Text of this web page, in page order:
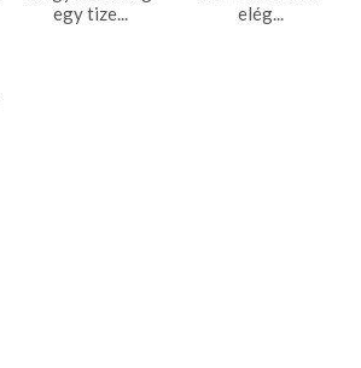
egy tize...
elég...